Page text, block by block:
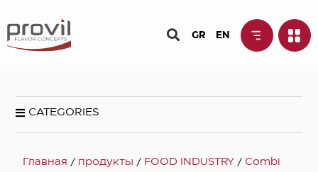
GR EN
CATEGORIES
Главная / продукты / FOOD INDUSTRY / Combi